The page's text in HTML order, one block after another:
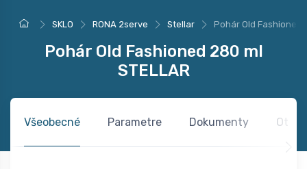
SKLO RONA 2serve Stellar Pohár Old Fashioned
Pohár Old Fashioned 280 ml
STELLAR
Všeobecné Parametre Dokumenty